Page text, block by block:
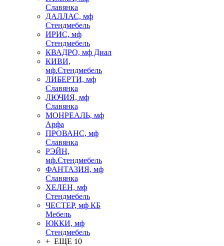
Славянка
ДАЛЛАС, мф
Стендмебель
ИРИС, мф
Стендмебель
КВАДРО, мф Диал
КИВИ,
мф.Стендмебель
ЛИБЕРТИ, мф
Славянка
ЛЮЧИЯ, мф
Славянка
МОНРЕАЛЬ, мф
Арфа
ПРОВАНС, мф
Славянка
РЭЙН,
мф.Стендмебель
ФАНТАЗИЯ, мф
Славянка
ХЕЛЕН, мф
Стендмебель
ЧЕСТЕР, мф КБ
Мебель
ЮККИ, мф
Стендмебель
+ ЕЩЕ 10